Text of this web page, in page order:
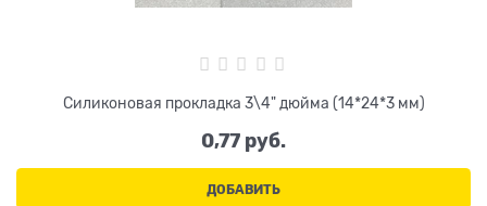
Cиликоновая прокладка 3\4" дюйма (14*24*3 мм)
0,77 руб.
ДОБАВИТЬ